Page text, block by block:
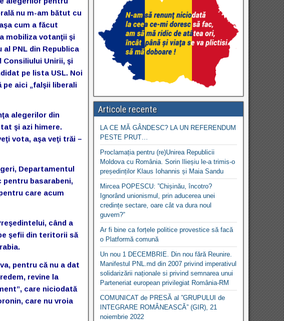
nu m-am bătut cu
cum a făcut
mobiliza votanţii şi
PNL din Republica
Consiliului Unirii, şi
pe lista USL. Noi
pe aici „falşii liberali
alegerilor din
şi azi himere.
vota, aşa veţi trăi –
Departamentul
pentru basarabeni,
care acum
când a
şefii din teritorii să
pentru că nu a dat
revine la
care niciodată
care nu vroia
Articole recente
LA CE MĂ GÂNDESC? LA UN REFERENDUM
PESTE PRUT…
Proclamația pentru (re)Unirea Republicii
Moldova cu România. Sorin Ilieșiu le-a trimis-o
președinților Klaus Iohannis și Maia Sandu
Mircea POPESCU: ”Chișinău, încotro?
Ignorând unionismul, prin aducerea unei
credințe sectare, oare cât va dura noul
guvern?”
Ar fi bine ca forțele politice provestice să facă
o Platformă comună
Un nou 1 DECEMBRIE. Din nou fără Reunire.
Manifestul PNL.md din 2007 privind imperativul
solidarizării naționale si privind semnarea unui
Parteneriat european privilegiat România-RM
COMUNICAT de PRESĂ al ”GRUPULUI de
INTEGRARE ROMÂNEASCĂ” (GIR), 21
noiembrie 2022